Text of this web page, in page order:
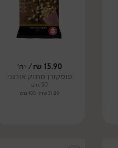
15.90
₪/ יח׳
פופקורן מתוק אורגני
50 גרם
31.80 ₪ ל-100 גרם